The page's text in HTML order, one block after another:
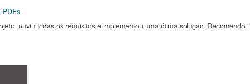
PDFs
ouviu todas os requisitos e implementou uma ótima solução. Recomendo."